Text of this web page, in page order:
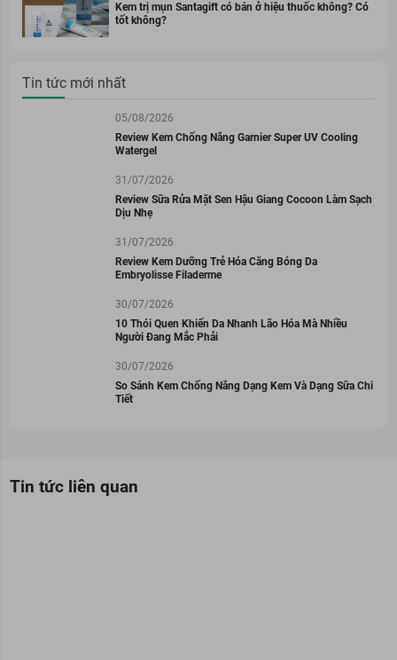
Kem trị mụn Santagift có bán ở hiệu thuốc không? Có
tốt không?
Tin tức mới nhất
05/08/2026
Review Kem Chống Nắng Garnier Super UV Cooling
Watergel
31/07/2026
Review Sữa Rửa Mặt Sen Hậu Giang Cocoon Làm Sạch
Dịu Nhẹ
31/07/2026
Review Kem Dưỡng Trẻ Hóa Căng Bóng Da
Embryolisse Filaderme
30/07/2026
10 Thói Quen Khiến Da Nhanh Lão Hóa Mà Nhiều
Người Đang Mắc Phải
30/07/2026
So Sánh Kem Chống Nắng Dạng Kem Và Dạng Sữa Chi
Tiết
Tin tức liên quan